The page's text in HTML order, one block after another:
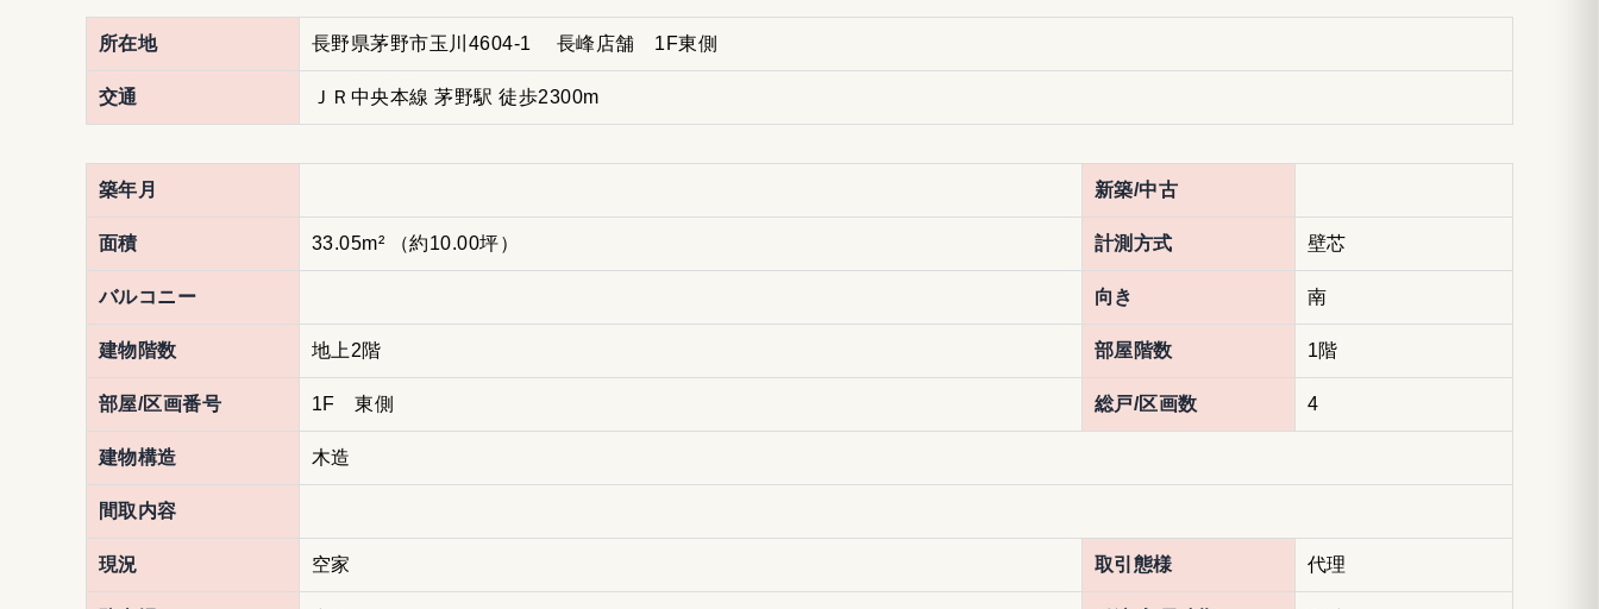
所在地 長野県茅野市玉川4604-1 長峰店舗 1F東側
交通 ＪＲ中央本線 茅野駅 徒歩2300m
築年月 新築/中古
面積 33.05m² （約10.00坪） 計測方式 壁芯
バルコニー 向き 南
建物階数 地上2階 部屋階数 1階
部屋/区画番号 1F 東側 総戸/区画数 4
建物構造 木造
間取内容
現況 空家 取引態様 代理